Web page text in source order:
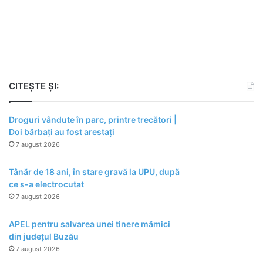
CITEȘTE ȘI:
Droguri vândute în parc, printre trecători |
Doi bărbați au fost arestați
7 august 2026
Tânăr de 18 ani, în stare gravă la UPU, după
ce s-a electrocutat
7 august 2026
APEL pentru salvarea unei tinere mămici
din județul Buzău
7 august 2026